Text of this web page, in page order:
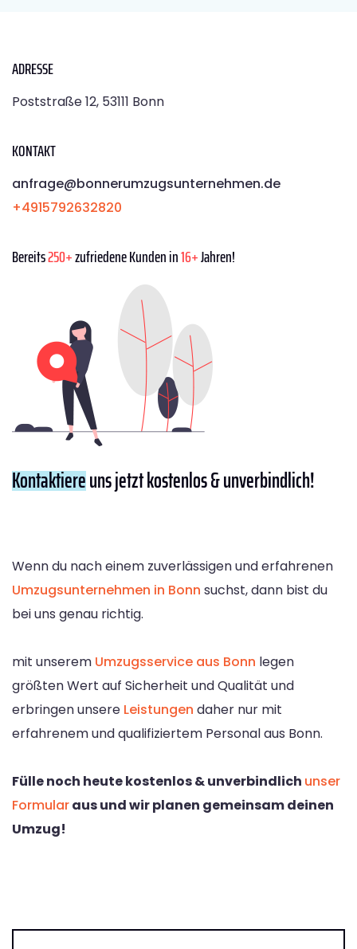
ADRESSE
Poststraße 12, 53111 Bonn
KONTAKT
anfrage@bonnerumzugsunternehmen.de
+4915792632820
Bereits250+zufriedene Kunden in16+Jahren!
Kontaktiereuns jetzt kostenlos & unverbindlich!
Wenn du nach einem zuverlässigen und erfahrenen
Umzugsunternehmen in Bonn suchst, dann bist du
bei uns genau richtig.
mit unserem Umzugsservice aus Bonn legen
größten Wert auf Sicherheit und Qualität und
erbringen unsere Leistungen daher nur mit
erfahrenem und qualifiziertem Personal aus Bonn.
Fülle noch heute kostenlos & unverbindlich unser
Formularaus und wir planen gemeinsam deinen
Umzug!